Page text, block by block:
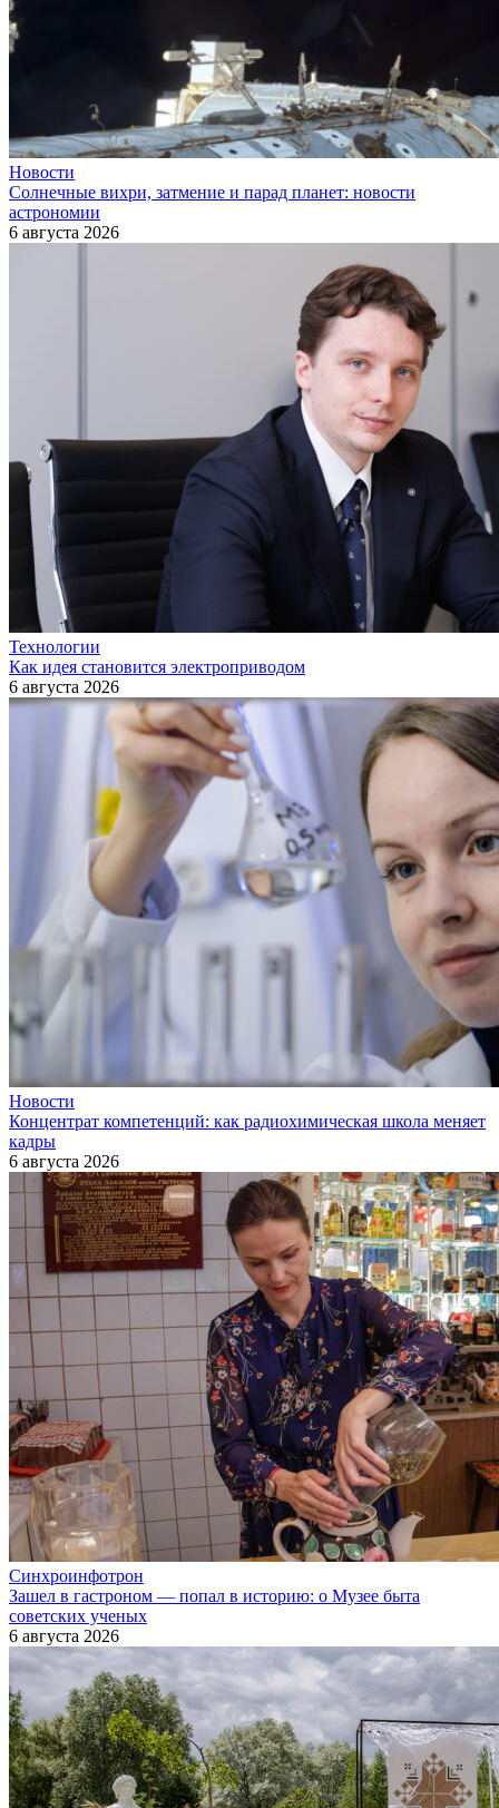
Новости
Солнечные вихри, затмение и парад планет: новости
астрономии
6 августа 2026
Технологии
Как идея становится электроприводом
6 августа 2026
Новости
Концентрат компетенций: как радиохимическая школа меняет
кадры
6 августа 2026
Синхроинфотрон
Зашел в гастроном — попал в историю: о Музее быта
советских ученых
6 августа 2026